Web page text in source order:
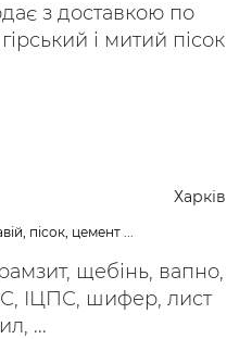
з доставкою по
і митий пісок
Харків
пісок, цемент ...
щебінь, вапно,
ІЦПС, шифер, лист
...